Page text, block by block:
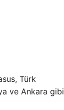
Türk
ve Ankara gibi